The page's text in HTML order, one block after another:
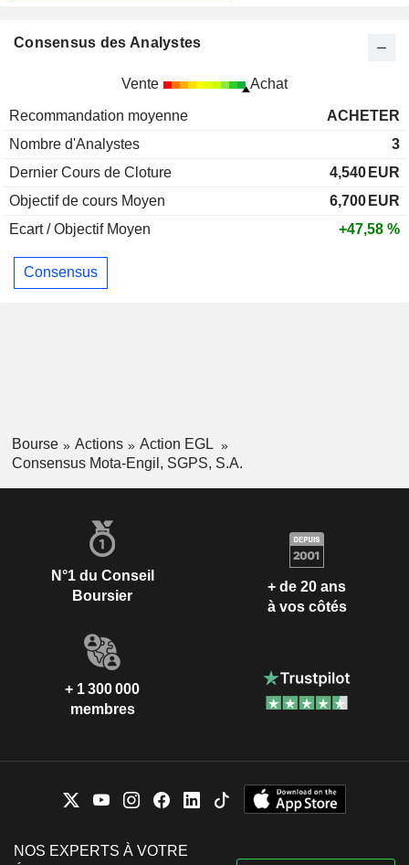
Consensus des Analystes
Vente Achat
Recommandation moyenne
ACHETER
Nombre d'Analystes
3
Dernier Cours de Cloture
4,540 EUR
Objectif de cours Moyen
6,700 EUR
Ecart / Objectif Moyen
+47,58 %
Consensus
Bourse Actions
Action EGL
Consensus Mota-Engil, SGPS, S.A.
N°1 du Conseil
Boursier
+ de 20 ans
à vos côtés
+ 1 300 000
membres
NOS EXPERTS À VOTRE